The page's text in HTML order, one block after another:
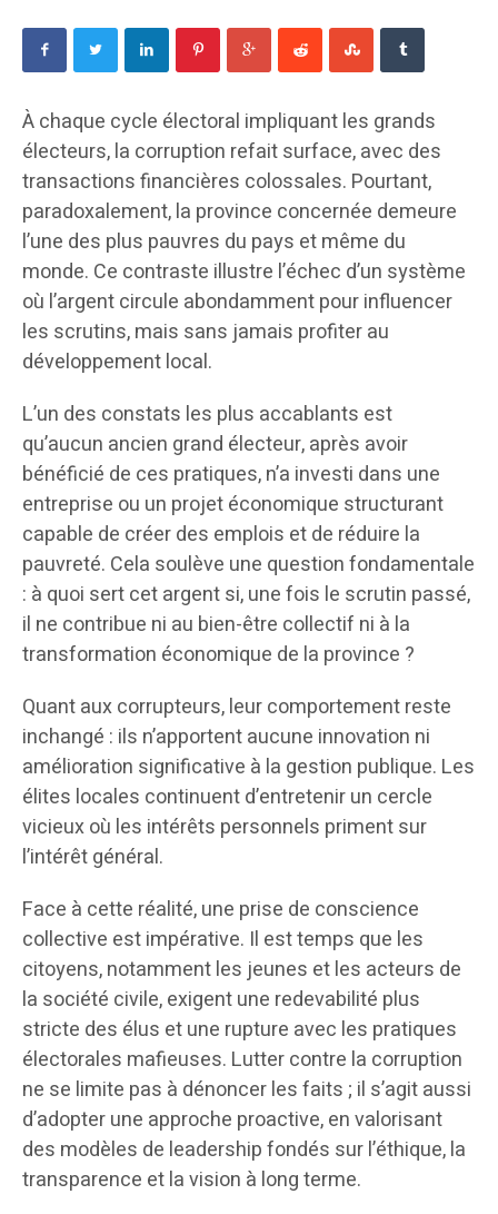
À chaque cycle électoral impliquant les grands
électeurs, la corruption refait surface, avec des
transactions financières colossales. Pourtant,
paradoxalement, la province concernée demeure
l’une des plus pauvres du pays et même du
monde. Ce contraste illustre l’échec d’un système
où l’argent circule abondamment pour influencer
les scrutins, mais sans jamais profiter au
développement local.
L’un des constats les plus accablants est
qu’aucun ancien grand électeur, après avoir
bénéficié de ces pratiques, n’a investi dans une
entreprise ou un projet économique structurant
capable de créer des emplois et de réduire la
pauvreté. Cela soulève une question fondamentale
: à quoi sert cet argent si, une fois le scrutin passé,
il ne contribue ni au bien-être collectif ni à la
transformation économique de la province ?
Quant aux corrupteurs, leur comportement reste
inchangé : ils n’apportent aucune innovation ni
amélioration significative à la gestion publique. Les
élites locales continuent d’entretenir un cercle
vicieux où les intérêts personnels priment sur
l’intérêt général.
Face à cette réalité, une prise de conscience
collective est impérative. Il est temps que les
citoyens, notamment les jeunes et les acteurs de
la société civile, exigent une redevabilité plus
stricte des élus et une rupture avec les pratiques
électorales mafieuses. Lutter contre la corruption
ne se limite pas à dénoncer les faits ; il s’agit aussi
d’adopter une approche proactive, en valorisant
des modèles de leadership fondés sur l’éthique, la
transparence et la vision à long terme.